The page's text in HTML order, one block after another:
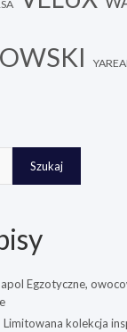
Szukaj
Egzotyczne,
Limitowana kolekcja